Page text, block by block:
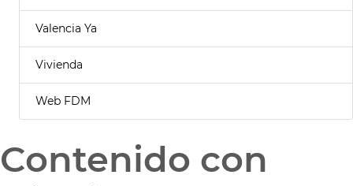
Valencia Ya
Vivienda
Web FDM
Contenido con